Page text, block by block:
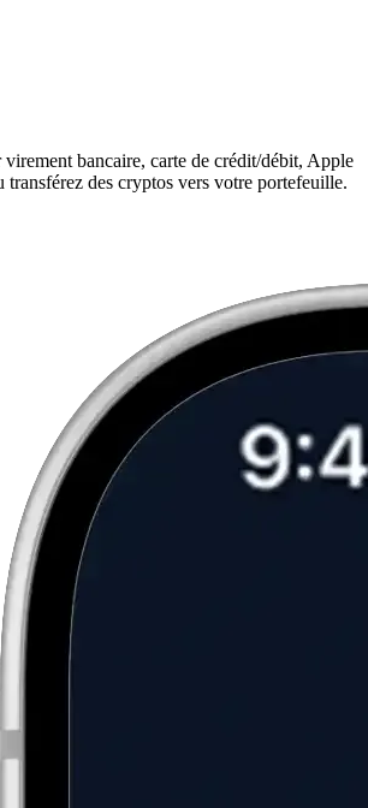
virement bancaire, carte de crédit/débit, Apple
transférez des cryptos vers votre portefeuille.